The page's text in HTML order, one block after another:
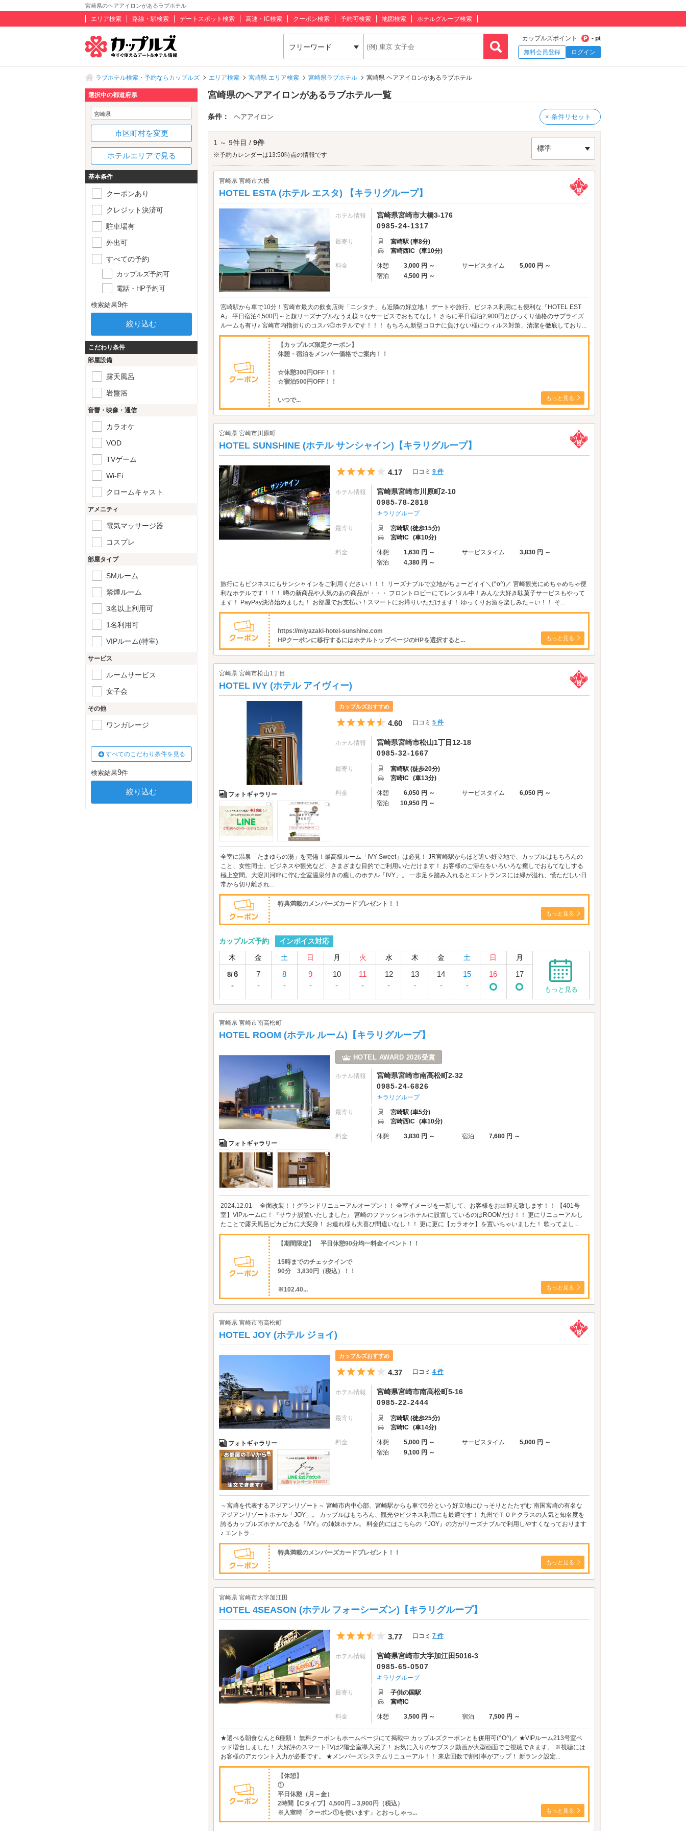
宮崎県のヘアアイロンがあるラブホテル
エリア検索 路線・駅検索 デートスポット検索 高速・IC検索 クーポン検索 予約可検索 地図検索 ホテルグループ検索
フリーワード
カップルズポイント
- pt
無料会員登録
ログイン
ラブホテル検索・予約ならカップルズ エリア検索 宮崎県 エリア検索 宮崎県ラブホテル 宮崎県 ヘアアイロンがあるラブホテル
宮崎県のヘアアイロンがあるラブホテル一覧
条件： ヘアアイロン × 条件リセット
1 ～ 9件目 / 9件
※予約カレンダーは13:50時点の情報です
標準
宮崎県 宮崎市大橋
HOTEL ESTA (ホテル エスタ) 【キラリグループ】
ホテル情報
宮崎県宮崎市大橋3-176
0985-24-1317
最寄り
宮崎駅 (車8分)
宮崎西IC (車10分)
料金 休憩 3,000 円 ～ サービスタイム
5,000 円 ～
宿泊
4,500 円 ～
宮崎駅から車で10分！宮崎市最大の飲食店街「ニシタチ」も近隣の好立地！ デートや旅行、ビジネス利用にも便利な『HOTEL EST
A』 平日宿泊4,500円～と超リーズナブルなうえ様々なサービスでおもてなし！ さらに平日宿泊2,900円とびっくり価格のサプライズ
ルームも有り♪ 宮崎市内指折りのコスパ◎ホテルです！！！ もちろん新型コロナに負けない様にウィルス対策、清潔を徹底しており...
【カップルズ限定クーポン】
休憩・宿泊をメンバー価格でご案内！！
☆休憩300円OFF！！
☆宿泊500円OFF！！
いつで... もっと見る
宮崎県 宮崎市川原町
HOTEL SUNSHINE (ホテル サンシャイン)【キラリグループ】
5つ星のうち4
4.17 口コミ 9 件
ホテル情報
宮崎県宮崎市川原町2-10
0985-78-2818
キラリグループ
最寄り
宮崎駅 (徒歩15分)
宮崎IC (車10分)
料金 休憩 1,630 円 ～ サービスタイム
3,830 円 ～
宿泊
4,380 円 ～
旅行にもビジネスにもサンシャインをご利用ください！！！ リーズナブルで立地がちょーどイイ＼(^o^)／ 宮崎観光にめちゃめちゃ便
利なホテルです！！！ 噂の新商品や人気のあの商品が・・・ フロントロビーにてレンタル中！みんな大好き駄菓子サービスもやって
ます！ PayPay決済始めました！ お部屋でお支払い！スマートにお帰りいただけます！ ゆっくりお酒を楽しみた～い！！ そ...
https://miyazaki-hotel-sunshine.com
HPクーポンに移行するにはホテルトップページのHPを選択すると...
もっと見る
宮崎県 宮崎市松山1丁目
HOTEL IVY (ホテル アイヴィー)
フォトギャラリー
カップルズおすすめ
5つ星のうち4.5
4.60 口コミ 5 件
ホテル情報
宮崎県宮崎市松山1丁目12-18
0985-32-1667
最寄り
宮崎駅 (徒歩20分)
宮崎IC (車13分)
料金 休憩 6,050 円 ～ サービスタイム
6,050 円 ～
宿泊
10,950 円 ～
全室に温泉「たまゆらの湯」を完備！最高級ルーム「IVY Sweet」は必見！ JR宮崎駅からほど近い好立地で、カップルはもちろんの
こと、女性同士、ビジネスや観光など、さまざまな目的でご利用いただけます！ お客様のご滞在をいろいろな癒しでおもてなしする
極上空間。大淀川河畔に佇む全室温泉付きの癒しのホテル「IVY」。 一歩足を踏み入れるとエントランスには緑が溢れ、慌ただしい日
常から切り離され...
特典満載のメンバーズカードプレゼント！！
もっと見る
カップルズ予約
インボイス対応
木
金 土 日 月 火 水 木 金 土 日 月
8/6
-
7
-
8
-
9
-
10
-
11
-
12
-
13
-
14
-
15
-
16 17
もっと見る
宮崎県 宮崎市南高松町
HOTEL ROOM (ホテル ルーム)【キラリグループ】
フォトギャラリー
HOTEL AWARD 2026受賞
ホテル情報
宮崎県宮崎市南高松町2-32
0985-24-6826
キラリグループ
最寄り
宮崎駅 (車5分)
宮崎西IC (車10分)
料金 休憩 3,830 円 ～ 宿泊 7,680 円 ～
2024.12.01 全面改装！！グランドリニューアルオープン！！ 全室イメージを一新して、お客様をお出迎え致します！！ 【401号
室】VIPルームに！『サウナ設置いたしました』 宮崎のファッションホテルに設置しているのはROOMだけ！！ 更にリニューアルし
たことで露天風呂ピカピカに大変身！ お連れ様も大喜び間違いなし！！ 更に更に【カラオケ】を置いちゃいました！ 歌ってよし...
【期間限定】 平日休憩90分均一料金イベント！！
15時までのチェックインで
90分 3,830円（税込）！！
※102.40... もっと見る
宮崎県 宮崎市南高松町
HOTEL JOY (ホテル ジョイ)
フォトギャラリー
カップルズおすすめ
5つ星のうち4
4.37 口コミ 4 件
ホテル情報
宮崎県宮崎市南高松町5-16
0985-22-2444
最寄り
宮崎駅 (徒歩25分)
宮崎IC (車14分)
料金 休憩 5,000 円 ～ サービスタイム
5,000 円 ～
宿泊
9,100 円 ～
～宮崎を代表するアジアンリゾート～ 宮崎市内中心部、宮崎駅からも車で5分という好立地にひっそりとたたずむ 南国宮崎の有名な
アジアンリゾートホテル「JOY」。 カップルはもちろん、観光やビジネス利用にも最適です！ 九州でＴＯＰクラスの人気と知名度を
誇るカップルズホテルである『IVY』の姉妹ホテル。 料金的にはこちらの『JOY』の方がリーズナブルで利用しやすくなっております
♪ エントラ...
特典満載のメンバーズカードプレゼント！！
もっと見る
宮崎県 宮崎市大字加江田
HOTEL 4SEASON (ホテル フォーシーズン)【キラリグループ】
5つ星のうち3.5
3.77 口コミ 7 件
ホテル情報
宮崎県宮崎市大字加江田5016-3
0985-65-0507
キラリグループ
最寄り
子供の国駅
宮崎IC
料金 休憩 3,500 円 ～ 宿泊 7,500 円 ～
★選べる朝食なんと6種類！ 無料クーポンもホームページにて掲載中 カップルズクーポンとも併用可(^O^)／ ★VIPルーム213号室ベ
ッド増台しました！ 大好評のスマートTVは2階全室導入完了！ お気に入りのサブスク動画が大型画面でご視聴できます。 ※視聴には
お客様のアカウント入力が必要です。 ★メンバーズシステムリニューアル！！ 来店回数で割引率がアップ！ 新ランク設定...
【休憩】
①
平日休憩（月～金）
2時間【Cタイプ】4,500円→3,900円（税込）
※入室時「クーポン①を使います」とおっしゃっ...
もっと見る
選択中の都道府県
宮崎県
市区町村を変更
ホテルエリアで見る
基本条件
クーポンあり
クレジット決済可
駐車場有
外出可
すべての予約
カップルズ予約可
電話・HP予約可
検索結果9件
こだわり条件
部屋設備
露天風呂
岩盤浴
音響・映像・通信
カラオケ
VOD
TVゲーム
Wi-Fi
クロームキャスト
アメニティ
電気マッサージ器
コスプレ
部屋タイプ
SMルーム
禁煙ルーム
3名以上利用可
1名利用可
VIPルーム(特室)
サービス
ルームサービス
女子会
その他
ワンガレージ
すべてのこだわり条件を見る
検索結果9件